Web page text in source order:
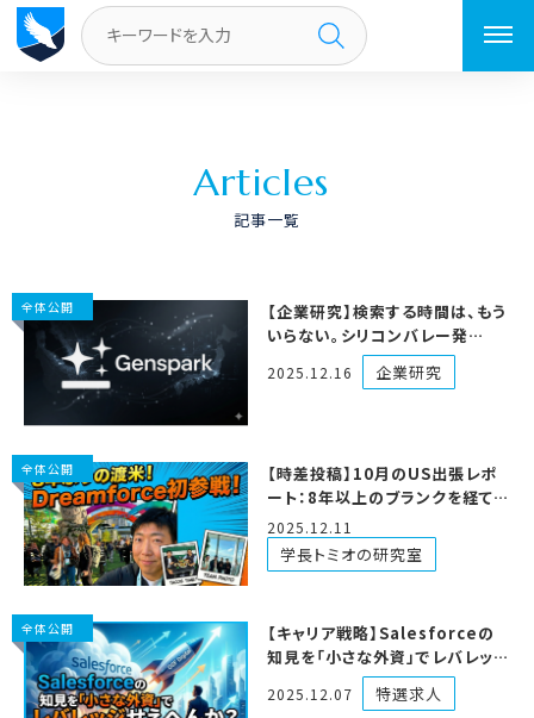
トップページ ページ 5
Articles
記事一覧
全体公開
【企業研究】検索する時間は、もう
いらない。シリコンバレー発
「Genspark」が変える知的生産
の常識
2025.12.16 企業研究
全体公開
【時差投稿】10月のUS出張レポ
ート：8年以上のブランクを経て！
「Dreamforce」の熱狂を浴びて
きたで！
2025.12.11
学長トミオの研究室
全体公開
【キャリア戦略】Salesforceの
知見を「小さな外資」でレバレッジ
せえへんか？OSF Digitalが今、
ほんまに面白い理由。
2025.12.07 特選求人